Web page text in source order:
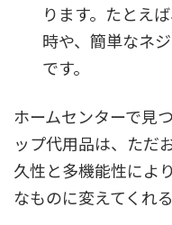
ります。たとえ
時や、簡単なネ
です。
ホームセンターで見
ップ代用品は、ただ
久性と多機能性によ
なものに変えてくれ